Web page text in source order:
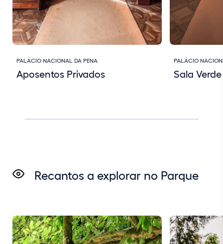
PALÁCIO NACIONAL DA PENA
Aposentos Privados
PALÁCIO
Sala Verde
Recantos a explorar no Parque